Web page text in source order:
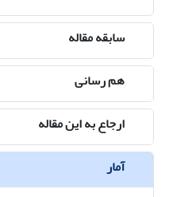
سابقه مقاله
هم رسانی
ارجاع به این مقاله
آمار